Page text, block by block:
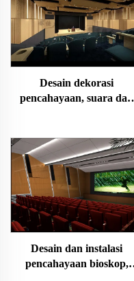
Desain dekorasi
pencahayaan, suara dan
Desain dan instalasi
pencahayaan bioskop,